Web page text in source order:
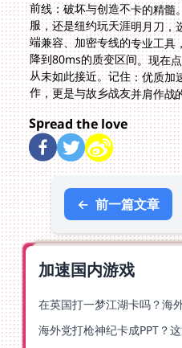
作，更是与故乡战友并肩作战
Spread the love
← 前一篇文章
加速国内游戏